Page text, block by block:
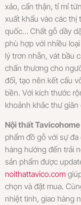
xảo, cẩn thận, tỉ mỉ
xuất khẩu vào các thị
quốc… Chất gỗ dầy
phù hợp với nhiều
lý trơn nhẵn, vát bầu
chấn thương cho
đối, tạo nên kết cấu
bền. Với kích thước
khoảnh khắc thư giãn
Nội thất Tavicohome
phẩm đồ gỗ với sự
hàng hướng đến trải
sản phẩm được
noithattavico.com
chọn và đặt mua.
nhiệt tình, giao hàng